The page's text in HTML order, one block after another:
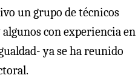
un grupo de técnicos
con experiencia en
ya se ha reunido